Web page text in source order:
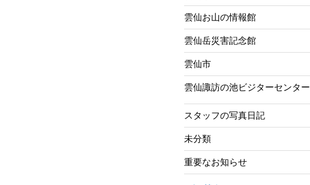
雲仙お山の情報館
雲仙岳災害記念館
雲仙市
雲仙諏訪の池ビジターセンター
スタッフの写真日記
未分類
重要なお知らせ